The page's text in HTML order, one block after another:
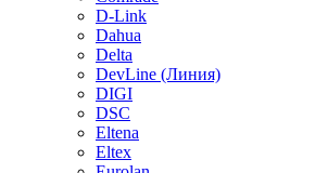
D-Link
Dahua
Delta
DevLine (Линия)
DIGI
DSC
Eltena
Eltex